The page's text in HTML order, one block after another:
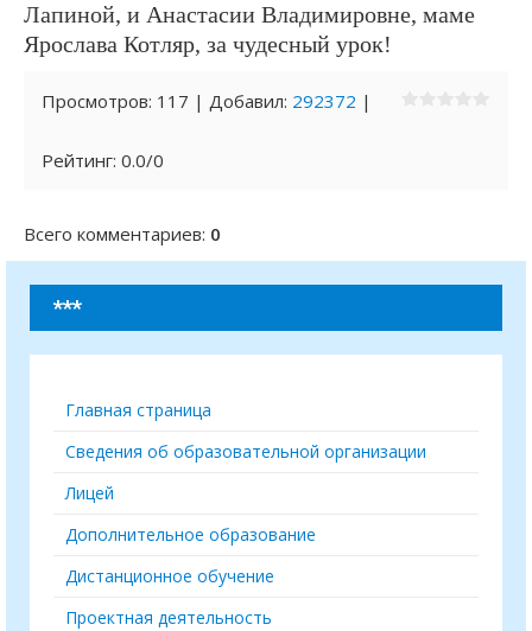
Лапиной, и Анастасии Владимировне, маме
Ярослава Котляр, за чудесный урок!
Просмотров: 117 | Добавил: 292372 |
Рейтинг: 0.0/0
Всего комментариев: 0
***
Главная страница
Сведения об образовательной организации
Лицей
Дополнительное образование
Дистанционное обучение
Проектная деятельность